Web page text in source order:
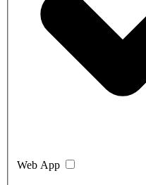
Web App